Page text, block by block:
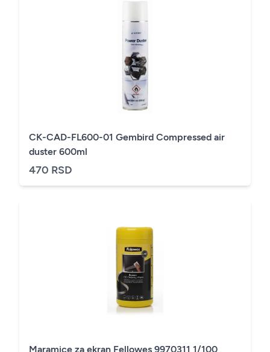
CK-CAD-FL600-01 Gembird Compressed air
duster 600ml
470 RSD
Maramice za ekran Fellowes 9970311 1/100